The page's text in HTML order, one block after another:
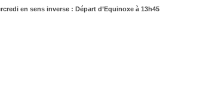
en sens inverse : Départ d’Equinoxe à 13h45